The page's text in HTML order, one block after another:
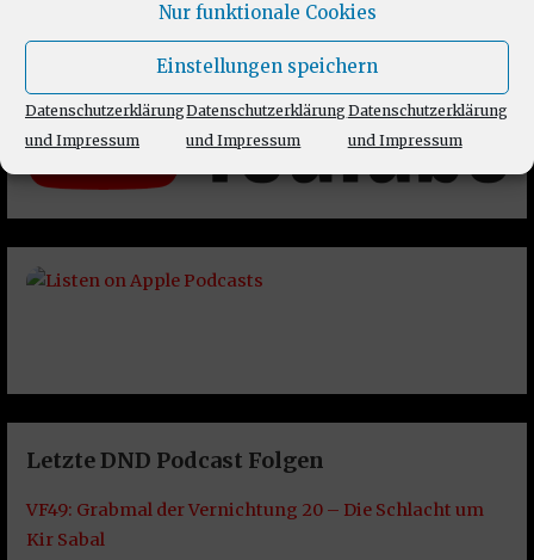
Nur funktionale Cookies
Einstellungen speichern
Datenschutzerklärung
und Impressum
Datenschutzerklärung
und Impressum
Datenschutzerklärung
und Impressum
Letzte DND Podcast Folgen
VF49: Grabmal der Vernichtung 20 – Die Schlacht um
Kir Sabal